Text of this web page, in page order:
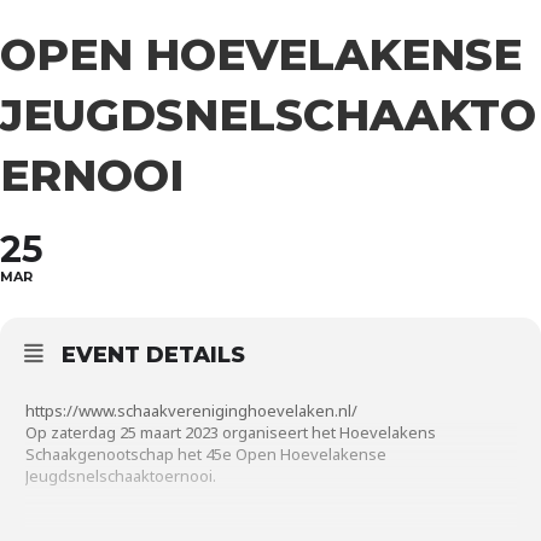
OPEN HOEVELAKENSE
JEUGDSNELSCHAAKTO
ERNOOI
25
MAR
EVENT DETAILS
https://www.schaakvereniginghoevelaken.nl/
Op zaterdag 25 maart 2023 organiseert het Hoevelakens
Schaakgenootschap het 45e Open Hoevelakense
Jeugdsnelschaaktoernooi.